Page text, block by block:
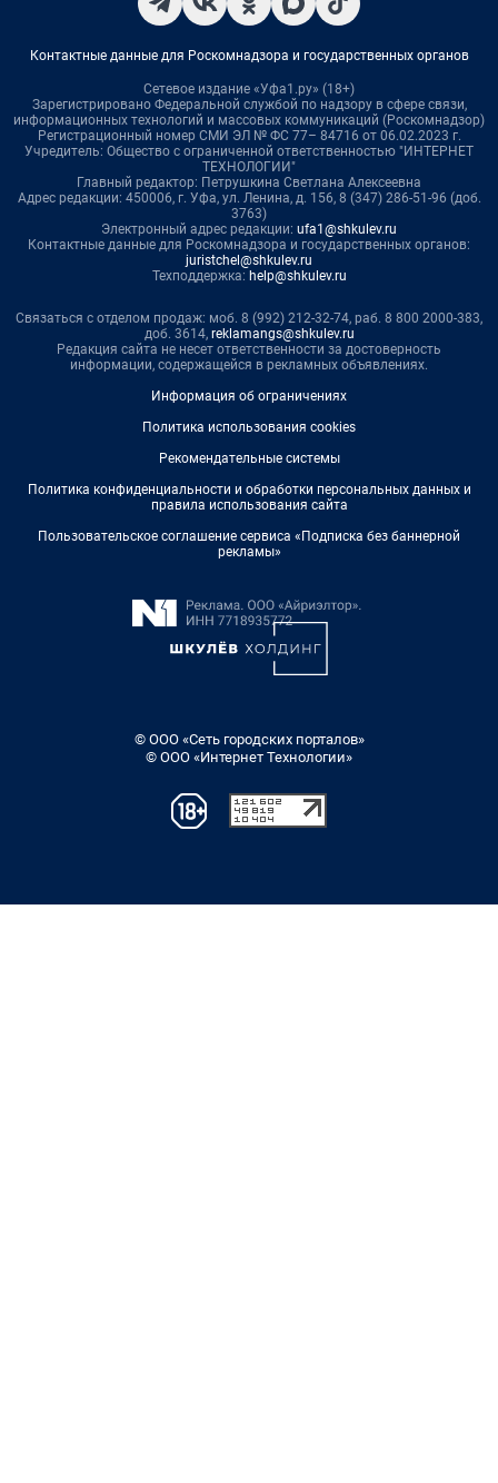
Контактные данные для Роскомнадзора и государственных органов
Сетевое издание «Уфа1.ру» (18+)
Зарегистрировано Федеральной службой по надзору в сфере связи,
информационных технологий и массовых коммуникаций (Роскомнадзор)
Регистрационный номер СМИ ЭЛ № ФС 77– 84716 от 06.02.2023 г.
Учредитель: Общество с ограниченной ответственностью "ИНТЕРНЕТ
ТЕХНОЛОГИИ"
Главный редактор: Петрушкина Светлана Алексеевна
Адрес редакции: 450006, г. Уфа, ул. Ленина, д. 156, 8 (347) 286-51-96 (доб.
3763)
Электронный адрес редакции: ufa1@shkulev.ru
Контактные данные для Роскомнадзора и государственных органов:
juristchel@shkulev.ru
Техподдержка: help@shkulev.ru
Связаться с отделом продаж: моб. 8 (992) 212-32-74, раб. 8 800 2000-383,
доб. 3614, reklamangs@shkulev.ru
Редакция сайта не несет ответственности за достоверность
информации, содержащейся в рекламных объявлениях.
Информация об ограничениях
Политика использования cookies
Рекомендательные системы
Политика конфиденциальности и обработки персональных данных и
правила использования сайта
Пользовательское соглашение сервиса «Подписка без баннерной
рекламы»
© ООО «Сеть городских порталов»
© ООО «Интернет Технологии»